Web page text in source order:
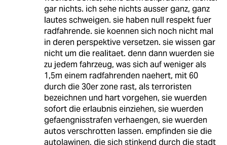
gar nichts. ich sehe nichts ausser ganz, ganz
lautes schweigen. sie haben null respekt fuer
radfahrende. sie koennen sich noch nicht mal
in deren perspektive versetzen. sie wissen gar
nicht um die realitaet. denn dann wuerden sie
zu jedem fahrzeug, was sich auf weniger als
1,5m einem radfahrenden naehert, mit 60
durch die 30er zone rast, als terroristen
bezeichnen und hart vorgehen, sie wuerden
sofort die erlaubnis einziehen, sie wuerden
gefaengnisstrafen verhaengen, sie wuerden
autos verschrotten lassen. empfinden sie die
autolawinen, die sich stinkend durch die stadt